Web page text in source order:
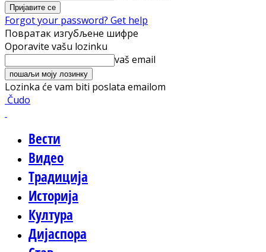
Forgot your password? Get help
Повратак изгубљене шифре
Oporavite vašu lozinku
vaš email
Lozinka će vam biti poslata emailom
Čudo
Вести
Видео
Традиција
Историја
Култура
Дијаспора